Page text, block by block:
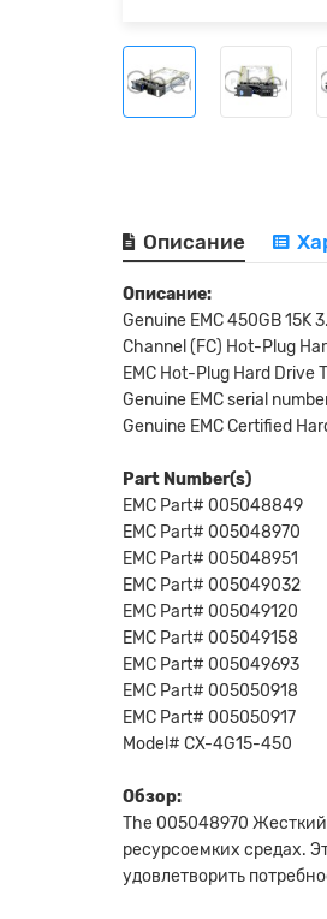
Описание
Описание:
Genuine EMC 450GB 15K
Channel (FC) Hot-Plug
EMC Hot-Plug Hard Drive
Genuine EMC serial
Genuine EMC Certified
Part Number(s)
EMC Part# 005048849
EMC Part# 005048970
EMC Part# 005048951
EMC Part# 005049032
EMC Part# 005049120
EMC Part# 005049158
EMC Part# 005049693
EMC Part# 005050918
EMC Part# 005050917
Model# CX-4G15-450
Обзор:
The 005048970 Жесткий
ресурсоемких средах.
удовлетворить